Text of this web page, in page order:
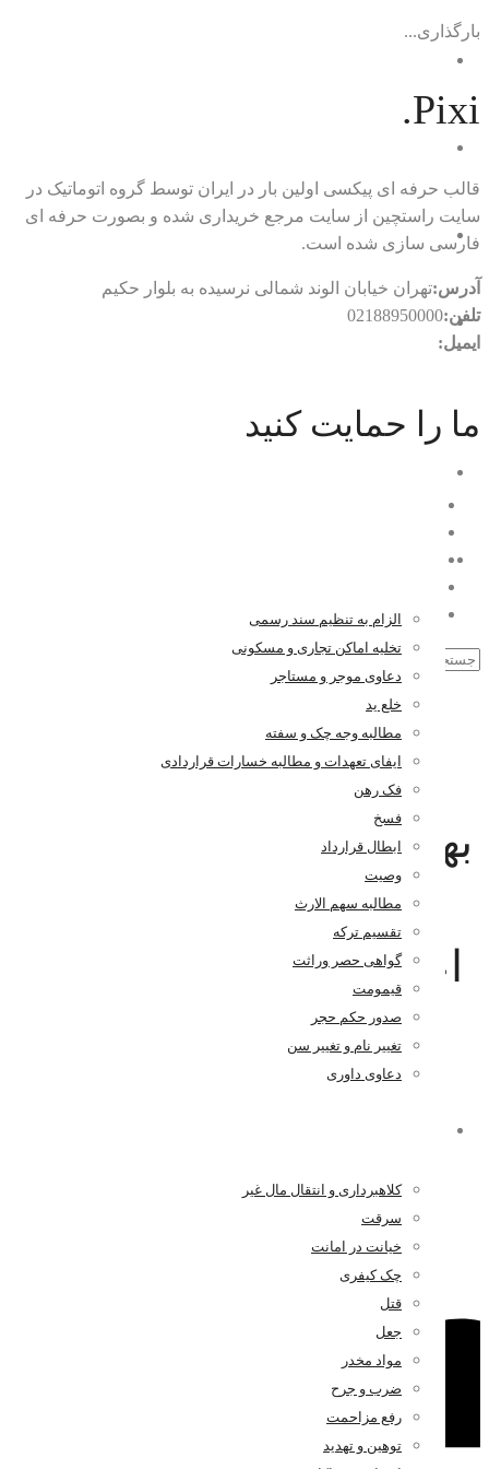
بارگذاری...
الزام به تنظیم سند رسمی
تخلیه اماکن تجاری و مسکونی
دعاوی موجر و مستاجر
خلع ید
مطالبه وجه چک و سفته
ایفای تعهدات و مطالبه خسارات قراردادی
فک رهن
فسخ
ابطال قرارداد
وصیت
مطالبه سهم الارث
تقسیم ترکه
گواهی حصر وراثت
قیمومت
صدور حکم حجر
تغییر نام و تغییر سن
دعاوی داوری
کلاهبرداری و انتقال مال غیر
سرقت
خیانت در امانت
چک کیفری
قتل
جعل
مواد مخدر
ضرب و جرح
رفع مزاحمت
توهین و تهدید
Pixi.
قالب حرفه ای پیکسی اولین بار در ایران توسط گروه اتوماتیک در
سایت راستچین از سایت مرجع خریداری شده و بصورت حرفه ای
فارسی سازی شده است.
آدرس:تهران خیابان الوند شمالی نرسیده به بلوار حکیم
تلفن:02188950000
ایمیل:
ما را حمایت کنید
بهترین وکیل اعاده حیثیت |
مشاوره حقوقی رایگان
اعاده حیثیت | وکیل اعاده
حیثیت در تهران